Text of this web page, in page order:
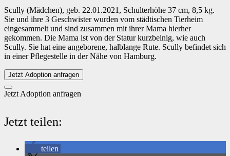
Scully (Mädchen), geb. 22.01.2021, Schulterhöhe 37 cm, 8,5 kg.
Sie und ihre 3 Geschwister wurden vom städtischen Tierheim
eingesammelt und sind zusammen mit ihrer Mama hierher
gekommen. Die Mama ist von der Statur kurzbeinig, wie auch
Scully. Sie hat eine angeborene, halblange Rute. Scully befindet sich
in einer Pflegestelle in der Nähe von Hamburg.
Jetzt Adoption anfragen
Jetzt Adoption anfragen
Jetzt teilen:
teilen